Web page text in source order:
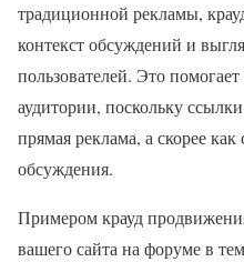
традиционной рекламы,
контекст обсуждений и
пользователей. Это
аудитории, поскольку
прямая реклама, а скорее как
обсуждения.
Примером крауд
вашего сайта на форуме в